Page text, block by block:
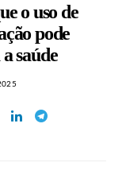
o uso de
pode
saúde